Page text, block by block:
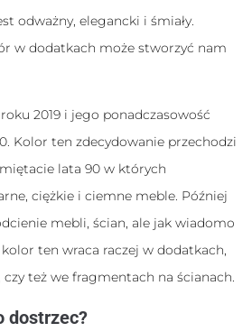
odważny, elegancki i śmiały.
w dodatkach może stworzyć nam
2019 i jego ponadczasowość
Kolor ten zdecydowanie przechodzi
lata 90 w których
ciężkie i ciemne meble. Później
mebli, ścian, ale jak wiadomo
kolor ten wraca raczej w dodatkach,
też we fragmentach na ścianach.
dostrzec?